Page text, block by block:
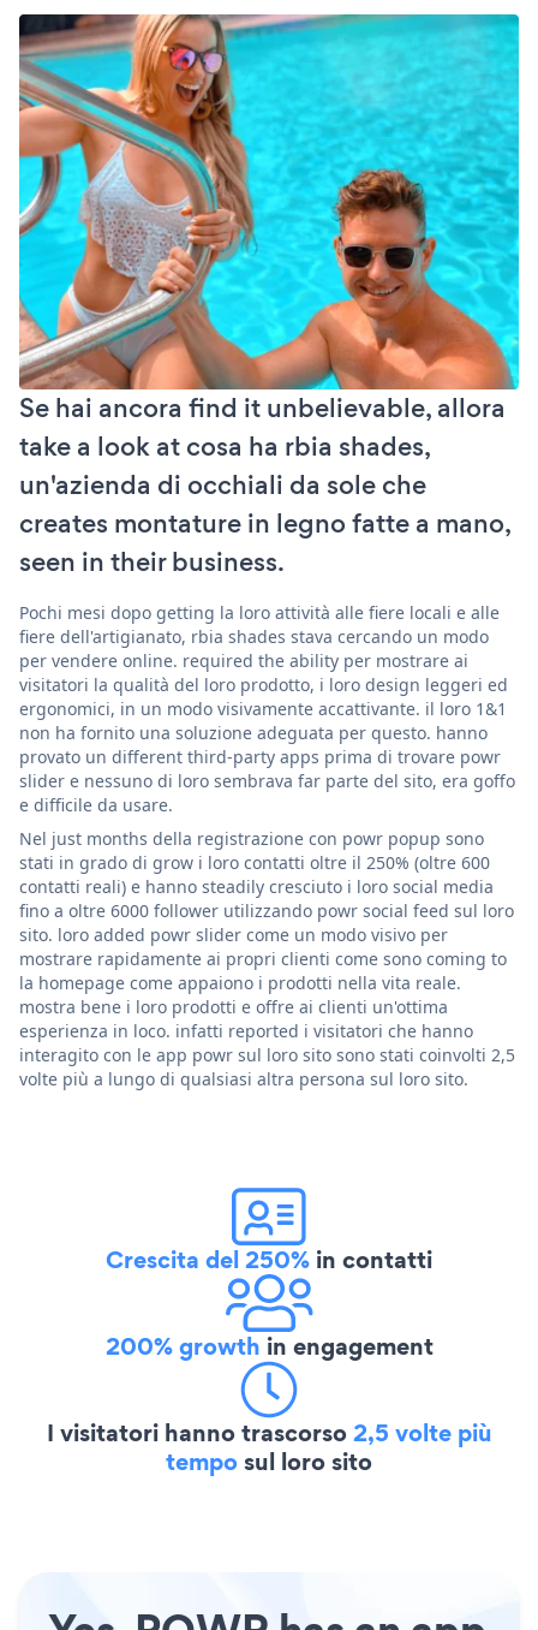
Se hai ancora find it unbelievable, allora
take a look at cosa ha rbia shades,
un'azienda di occhiali da sole che
creates montature in legno fatte a mano,
seen in their business.
Pochi mesi dopo getting la loro attività alle fiere locali e alle
fiere dell'artigianato, rbia shades stava cercando un modo
per vendere online. required the ability per mostrare ai
visitatori la qualità del loro prodotto, i loro design leggeri ed
ergonomici, in un modo visivamente accattivante. il loro 1&1
non ha fornito una soluzione adeguata per questo. hanno
provato un different third-party apps prima di trovare powr
slider e nessuno di loro sembrava far parte del sito, era goffo
e difficile da usare.
Nel just months della registrazione con powr popup sono
stati in grado di grow i loro contatti oltre il 250% (oltre 600
contatti reali) e hanno steadily cresciuto i loro social media
fino a oltre 6000 follower utilizzando powr social feed sul loro
sito. loro added powr slider come un modo visivo per
mostrare rapidamente ai propri clienti come sono coming to
la homepage come appaiono i prodotti nella vita reale.
mostra bene i loro prodotti e offre ai clienti un'ottima
esperienza in loco. infatti reported i visitatori che hanno
interagito con le app powr sul loro sito sono stati coinvolti 2,5
volte più a lungo di qualsiasi altra persona sul loro sito.
Crescita del 250% in contatti
200% growth in engagement
I visitatori hanno trascorso2,5 volte più
temposul loro sito